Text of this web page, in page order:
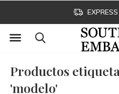
Productos
'modelo'